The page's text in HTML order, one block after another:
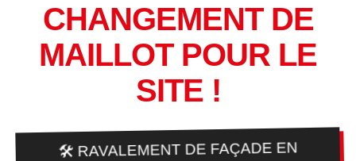
CHANGEMENT DE
MAILLOT POUR LE
SITE !
🛠️ RAVALEMENT DE FAÇADE EN